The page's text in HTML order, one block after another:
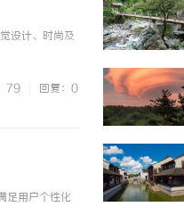
设计、时尚及
79 回复：0
足用户个性化